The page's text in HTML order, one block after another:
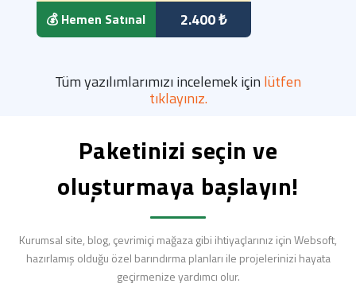
💰 Hemen Satınal 2.400 ₺
Tüm yazılımlarımızı incelemek için lütfen
tıklayınız.
Paketinizi seçin ve
oluşturmaya başlayın!
Kurumsal site, blog, çevrimiçi mağaza gibi ihtiyaçlarınız için Websoft,
hazırlamış olduğu özel barındırma planları ile projelerinizi hayata
geçirmenize yardımcı olur.